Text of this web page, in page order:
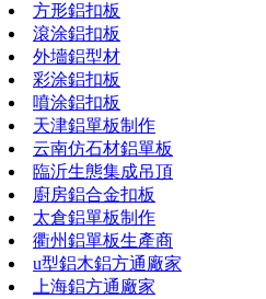
方形鋁扣板
滾涂鋁扣板
外墻鋁型材
彩涂鋁扣板
噴涂鋁扣板
天津鋁單板制作
云南仿石材鋁單板
臨沂生態集成吊頂
廚房鋁合金扣板
太倉鋁單板制作
衢州鋁單板生產商
u型鋁木鋁方通廠家
上海鋁方通廠家